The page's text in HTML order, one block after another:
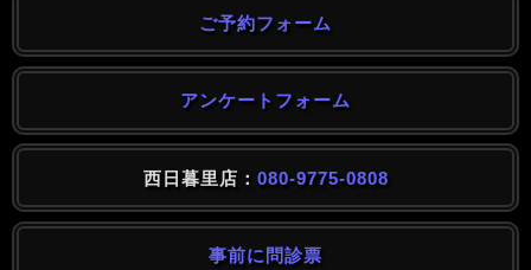
ご予約フォーム
アンケートフォーム
西日暮里店： 080-9775-0808
事前に問診票